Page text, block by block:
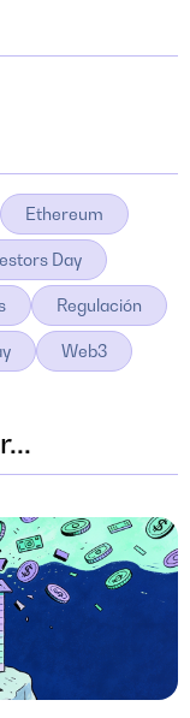
Ethereum
Day
Regulación
Web3